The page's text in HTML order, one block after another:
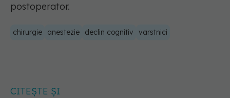
postoperator.
chirurgie anestezie declin cognitiv varstnici
CITEȘTE ȘI